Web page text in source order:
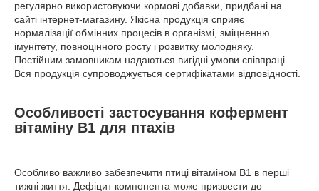
регулярно використовуючи кормові добавки, придбані на
сайті інтернет-магазину. Якісна продукція сприяє
нормалізації обмінних процесів в організмі, зміцненню
імунітету, повноцінного росту і розвитку молодняку.
Постійним замовникам надаються вигідні умови співпраці.
Вся продукція супроводжується сертифікатами відповідності.
Особливості застосування кофермент
вітаміну В1 для птахів
Особливо важливо забезпечити птиці вітаміном В1 в перші
тижні життя. Дефіцит компонента може призвести до